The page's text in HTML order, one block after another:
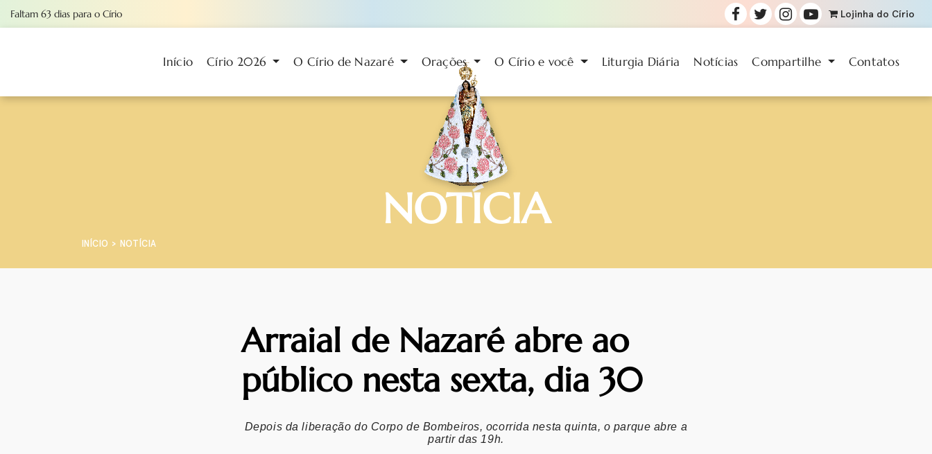
Faltam 63 dias para o Círio Lojinha do Círio
Início Círio 2026 O Círio de Nazaré Orações O Círio e você Liturgia Diária Notícias Compartilhe Contatos
NOTÍCIA
INÍCIO NOTÍCIA
Arraial de Nazaré abre ao
público nesta sexta, dia 30
Depois da liberação do Corpo de Bombeiros, ocorrida nesta quinta, o parque abre a
partir das 19h.